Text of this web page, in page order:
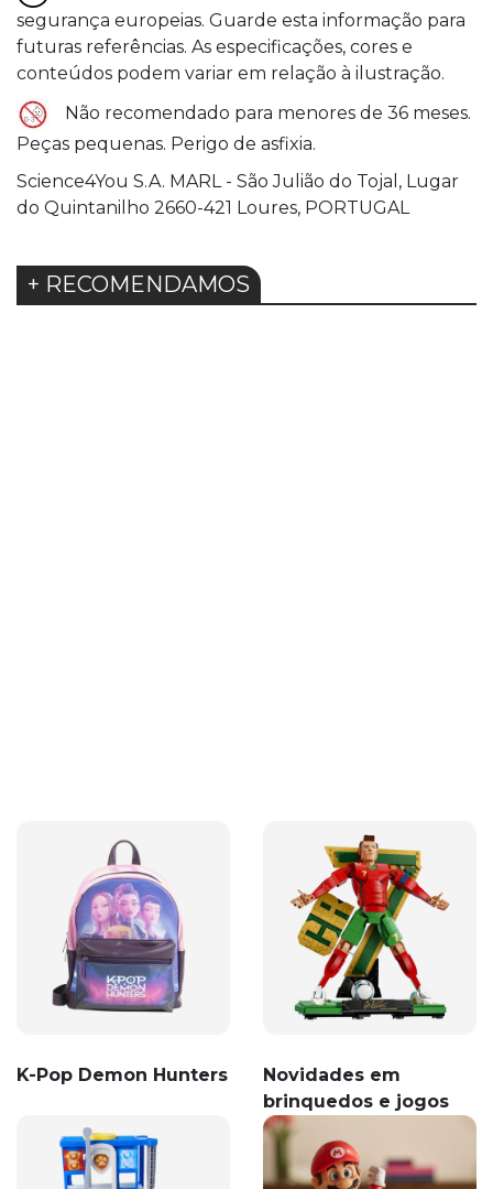
segurança europeias. Guarde esta informação para
futuras referências. As especificações, cores e
conteúdos podem variar em relação à ilustração.
Não recomendado para menores de 36 meses.
Peças pequenas. Perigo de asfixia.
Science4You S.A. MARL - São Julião do Tojal, Lugar
do Quintanilho 2660-421 Loures, PORTUGAL
+ RECOMENDAMOS
K-Pop Demon Hunters
Novidades em
brinquedos e jogos